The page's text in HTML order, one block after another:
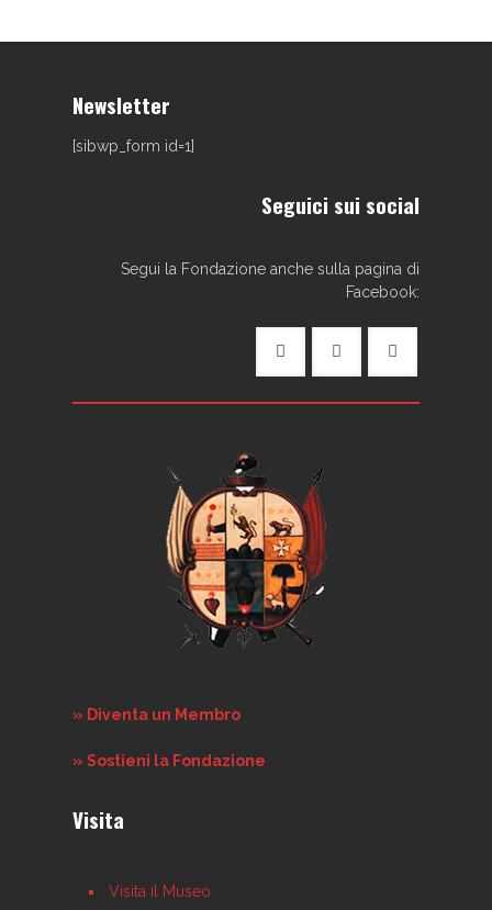
Newsletter
[sibwp_form id=1]
Seguici sui social
Segui la Fondazione anche sulla pagina di
Facebook:
» Diventa un Membro
» Sostieni la Fondazione
Visita
Visita il Museo